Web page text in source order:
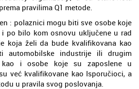
pravilima Q1 metode.
: polaznici mogu biti sve osobe koje
po bilo kom osnovu uključene u rad
koja želi da bude kvalifikovana kao
automobilske industrije ili drugim
kao i osobe koje su zaposlene u
već kvalifikovane kao Isporučioci, a
u pravila svog poslovanja.